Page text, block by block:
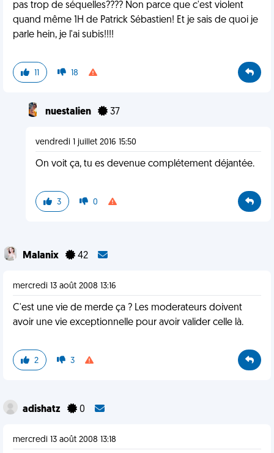
pas trop de séquelles???? Non parce que c'est violent
quand même 1H de Patrick Sébastien! Et je sais de quoi je
parle hein, je l'ai subis!!!!
11 18
nuestalien 37
vendredi 1 juillet 2016 15:50
On voit ça, tu es devenue complétement déjantée.
3 0
Malanix 42
mercredi 13 août 2008 13:16
C'est une vie de merde ça ? Les moderateurs doivent
avoir une vie exceptionnelle pour avoir valider celle là.
2 3
adishatz 0
mercredi 13 août 2008 13:18